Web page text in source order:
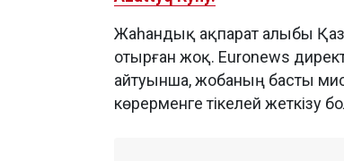
Жаһандық ақпарат алыбы
отырған жоқ. Euronews
айтуынша, жобаның басты
көрерменге тікелей жеткізу